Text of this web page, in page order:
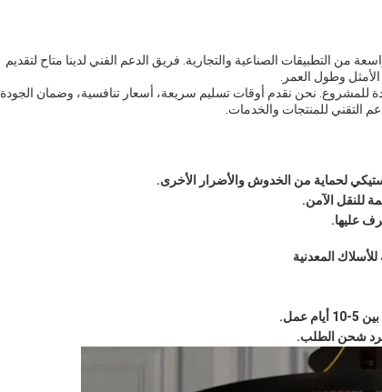
من التطبيقات الصناعية والتجارية. فريق الدعم الفني لدينا متاح لتقديم
الأمثل وطول العمر.
للمشروع. نحن نقدم أوقات تسليم سريعة، أسعار تنافسية، وضمان الجودة
التقني للمنتجات والخدمات.
لحماية من الخدوش والأضرار الأخرى.
للنقل الآمن.
عليها.
المعدنية
شحن الطلب.